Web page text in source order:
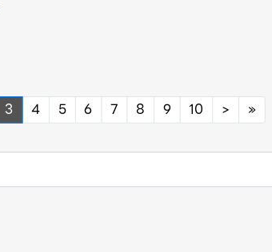
3 4 5 6 7 8 9 10 > Next
»